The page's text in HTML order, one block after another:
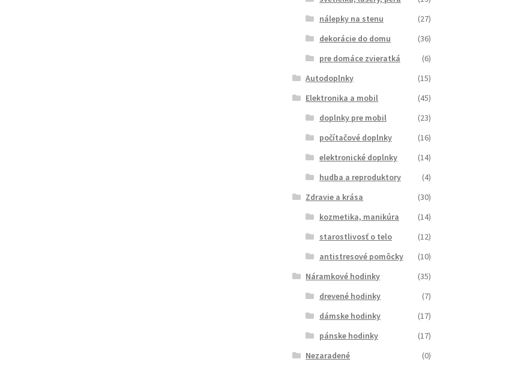
nálepky na stenu
(27)
dekorácie do domu
(36)
pre domáce zvieratká
(6)
Autodoplnky
(15)
Elektronika a mobil
(45)
doplnky pre mobil
(23)
počítačové doplnky
(16)
elektronické doplnky
(14)
hudba a reproduktory
(4)
Zdravie a krása
(30)
kozmetika, manikúra
(14)
starostlivosť o telo
(12)
antistresové pomôcky
(10)
Náramkové hodinky
(35)
drevené hodinky
(7)
dámske hodinky
(17)
pánske hodinky
(17)
Nezaradené
(0)